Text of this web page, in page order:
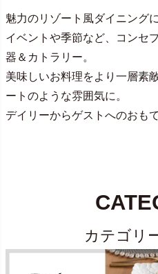
魅力のリゾート風ダイニング
イベントや季節など、コンセ
器＆カトラリー。
美味しいお料理をより一層素
ートのような雰囲気に。
デイリーからゲストへのおも
カテゴリ